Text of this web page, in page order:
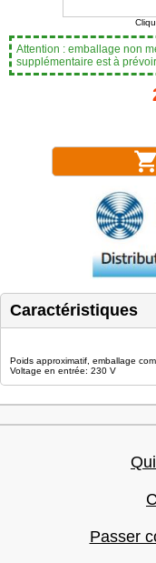
Attention : emballage non
supplémentaire est à
Caractéristiques
Poids approximatif, emballage
Voltage en entrée: 230 V
Passer